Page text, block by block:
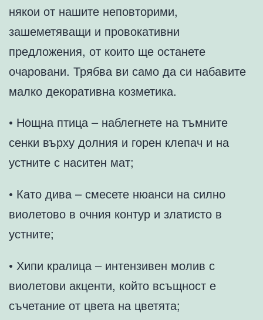
някои от нашите неповторими,
зашеметяващи и провокативни
предложения, от които ще останете
очаровани. Трябва ви само да си набавите
малко декоративна козметика.
• Нощна птица – наблегнете на тъмните
сенки върху долния и горен клепач и на
устните с наситен мат;
• Като дива – смесете нюанси на силно
виолетово в очния контур и златисто в
устните;
• Хипи кралица – интензивен молив с
виолетови акценти, който всъщност е
съчетание от цвета на цветята;